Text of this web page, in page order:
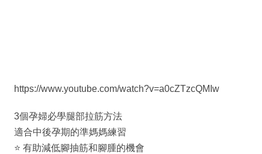
https://www.youtube.com/watch?v=a0cZTzcQMIw
3個孕婦必學腿部拉筋方法
適合中後孕期的準媽媽練習
⭐️ 有助減低腳抽筋和腳腫的機會